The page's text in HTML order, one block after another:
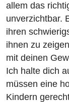
allem das
unverzichtbar.
ihren
ihnen zu
mit deinen
Ich halte dich
müssen eine
Kindern